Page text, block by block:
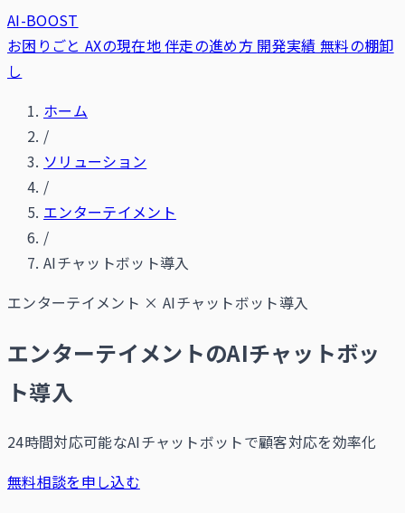
AI-BOOST
お困りごと AXの現在地伴走の進め方 開発実績無料の棚卸
し
ホーム
/
ソリューション
/
エンターテイメント
/
AIチャットボット導入
エンターテイメント × AIチャットボット導入
エンターテイメントのAIチャットボッ
ト導入
24時間対応可能なAIチャットボットで顧客対応を効率化
無料相談を申し込む